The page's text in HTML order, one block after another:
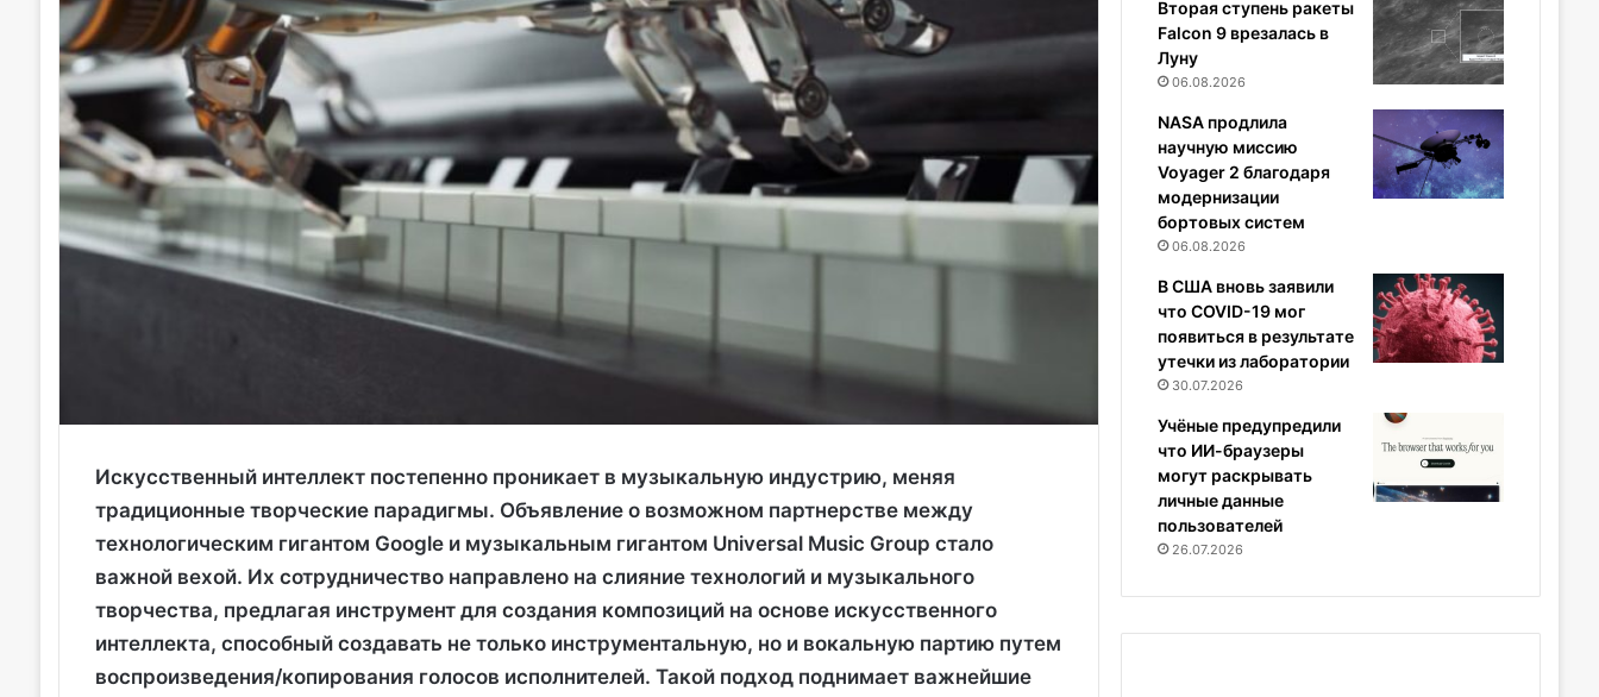
Искусственный интеллект постепенно проникает в музыкальную индустрию, меняя
традиционные творческие парадигмы. Объявление о возможном партнерстве между
технологическим гигантом Google и музыкальным гигантом Universal Music Group стало
важной вехой. Их сотрудничество направлено на слияние технологий и музыкального
творчества, предлагая инструмент для создания композиций на основе искусственного
интеллекта, способный создавать не только инструментальную, но и вокальную партию путем
воспроизведения/копирования голосов исполнителей. Такой подход поднимает важнейшие
Вторая ступень ракеты
Falcon 9 врезалась в
Луну
06.08.2026
NASA продлила
научную миссию
Voyager 2 благодаря
модернизации
бортовых систем
06.08.2026
В США вновь заявили
что COVID-19 мог
появиться в результате
утечки из лаборатории
30.07.2026
Учёные предупредили
что ИИ-браузеры
могут раскрывать
личные данные
пользователей
26.07.2026